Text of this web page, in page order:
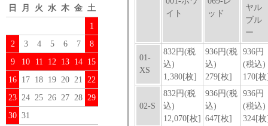
日
月 火 水 木 金 土
1
2
3 4 5 6 7
8
9
10 11 12 13 14 15
16 17 18 19 20 21 22
23 24 25 26 27 28 29
30 31